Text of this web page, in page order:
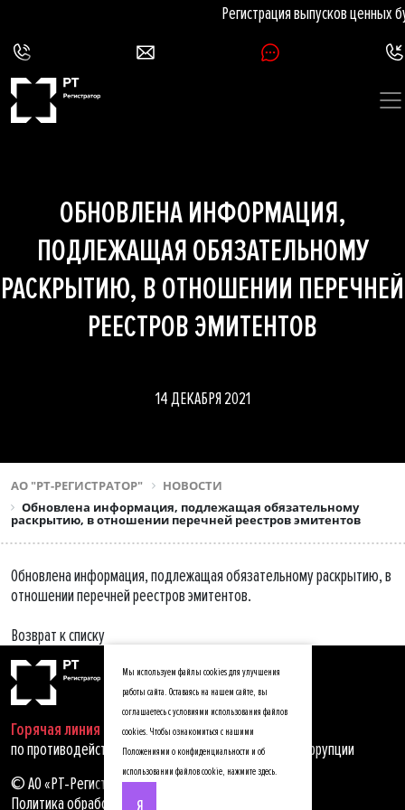
Регистрация выпусков ценных
ОБНОВЛЕНА ИНФОРМАЦИЯ,
ПОДЛЕЖАЩАЯ ОБЯЗАТЕЛЬНОМУ
РАСКРЫТИЮ, В ОТНОШЕНИИ ПЕРЕЧНЕЙ
РЕЕСТРОВ ЭМИТЕНТОВ
14 ДЕКАБРЯ 2021
АО "РТ-РЕГИСТРАТОР"
НОВОСТИ
Обновлена информация, подлежащая обязательному
раскрытию, в отношении перечней реестров эмитентов
Обновлена информация, подлежащая обязательному раскрытию, в
отношении перечней реестров эмитентов.
Возврат к списку
Горячая линия
по противодействию мошенничеству, хищениям и коррупции
© АО «РТ-Регистратор», 2025
Политика обработки персональных данных
Мы используем файлы cookies для улучшения
работы сайта. Оставаясь на нашем сайте, вы
соглашаетесь с условиями использования файлов
cookies. Чтобы ознакомиться с нашими
Положениями о конфиденциальности и об
использовании файлов cookie, нажмите здесь.
Я